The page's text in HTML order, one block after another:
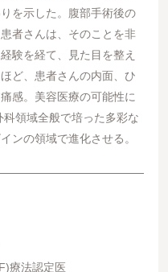
を示した。腹部手術後の
者さんは、そのことを非
験を経て、見た目を整え
ど、患者さんの内面、ひ
感。美容医療の可能性に
領域全般で培った多彩な
ンの領域で進化させる。
療法認定医